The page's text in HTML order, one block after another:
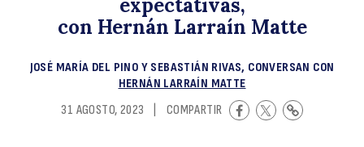
expectativas,
con Hernán Larraín Matte
JOSÉ MARÍA DEL PINO Y SEBASTIÁN RIVAS, CONVERSAN CON
HERNÁN LARRAÍN MATTE
31 AGOSTO, 2023
COMPARTIR